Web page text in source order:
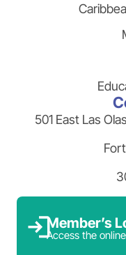
501 East Las
Member’s
Access the